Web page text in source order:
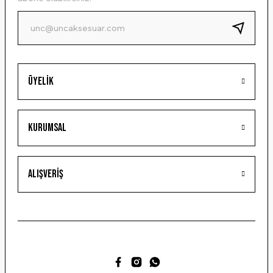
Ürün fiyatı diğer sitelerden daha pahalı.
Bu ürüne benzer farklı alternatifler olmalı.
Gönder
Üyelik
Kurumsal
Alışveriş